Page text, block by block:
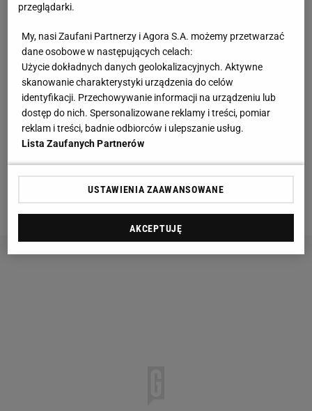
za tamten, przegrany, pojedynek potężnie bijący
Samoańczyk zainkasował blisko 4 miliony dolarów.
Z dawnej fortuny Tule pozostało teraz niewiele -
chybione inwestycje finansowe i spory sądowe z
byłymi menadżerami (ich koszty to już ponad 4
miliony dolarów) sprawiły, iż ten jeden z najbardziej
utalentowanych pięściarzy "królewskiej" dywizji bez
tytułu mistrza stał się bankrutem, a nowozelandzki
urząd podatkowy zblokował jego wypłaty z trzech
ostatnich pojedynków.
przeglądarki.
My, nasi Zaufani Partnerzy i Agora S.A. możemy przetwarzać
dane osobowe w następujących celach:
Użycie dokładnych danych geolokalizacyjnych. Aktywne
skanowanie charakterystyki urządzenia do celów
identyfikacji. Przechowywanie informacji na urządzeniu lub
dostęp do nich. Spersonalizowane reklamy i treści, pomiar
reklam i treści, badnie odbiorców i ulepszanie usług.
Lista Zaufanych Partnerów
USTAWIENIA ZAAWANSOWANE
AKCEPTUJĘ